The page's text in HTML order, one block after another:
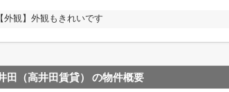
【外観】外観もきれいです
田（高井田賃貸） の物件概要